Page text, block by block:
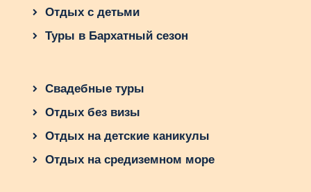
этот райский уголок и откройте новые
горизонты для вашей семьи!
Отдых с детьми
Туры в Бархатный сезон
Свадебные туры
Отдых без визы
Отдых на детские каникулы
Отдых на средиземном море